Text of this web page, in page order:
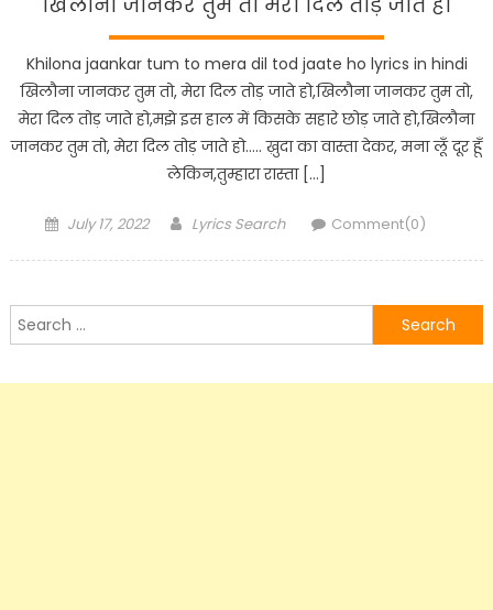
Khilona jaankar tum to mera dil tod jaate ho lyrics in hindi
खिलौना जानकर तुम तो, मेरा दिल तोड़ जाते हो,खिलौना जानकर तुम तो,
मेरा दिल तोड़ जाते हो,मझे इस हाल में किसके सहारे छोड़ जाते हो,खिलौना
जानकर तुम तो, मेरा दिल तोड़ जाते हो….. ख़ुदा का वास्ता देकर, मना लूँ दूर हूँ
लेकिन,तुम्हारा रास्ता […]
Posted
July 17, 2022 Author
Lyrics Search Comment(0)
Search
for: